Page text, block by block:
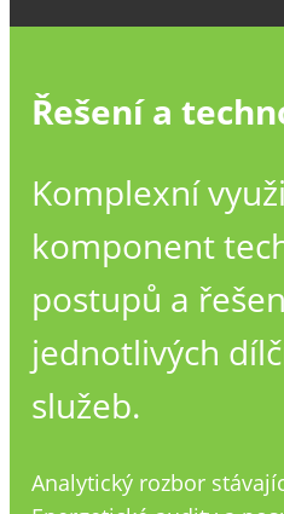
Řešení a
Komplexní
komponent
postupů a
jednotlivých
služeb.
Analytický rozbor